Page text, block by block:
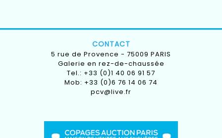
CONTACT
5 rue de Provence - 75009 PARIS
Galerie en rez-de-chaussée
Tel.: +33 (0)1 40 06 91 57
Mob: +33 (0)6 76 14 06 74
pcv@live.fr